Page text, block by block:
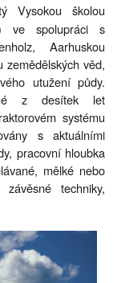
Vysokou školou
ve spolupráci s
Aarhuskou
zemědělských věd,
utužení půdy.
z desítek let
systému
s aktuálními
pracovní hloubka
mělké nebo
techniky,